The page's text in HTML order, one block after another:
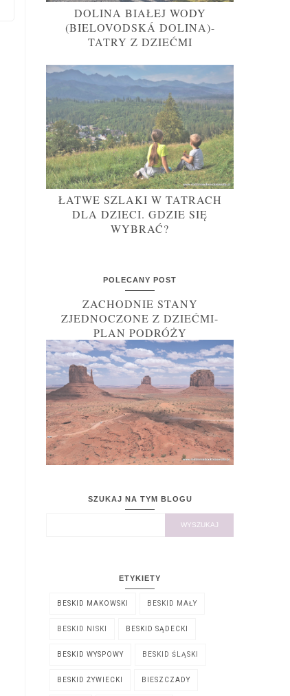
DOLINA BIAŁEJ WODY
(BIELOVODSKÁ DOLINA)-
TATRY Z DZIEĆMI
ŁATWE SZLAKI W TATRACH
DLA DZIECI. GDZIE SIĘ
WYBRAĆ?
POLECANY POST
ZACHODNIE STANY
ZJEDNOCZONE Z DZIEĆMI-
PLAN PODRÓŻY
SZUKAJ NA TYM BLOGU
ETYKIETY
BESKID MAKOWSKI BESKID MAŁY
BESKID NISKI BESKID SĄDECKI
BESKID WYSPOWY BESKID ŚLĄSKI
BESKID ŻYWIECKI BIESZCZADY